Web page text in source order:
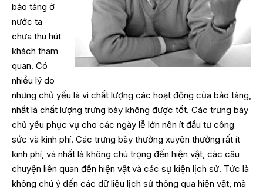
bảo tàng ở
nước ta
chưa thu hút
khách tham
quan. Có
nhiều lý do
nhưng chủ yếu là vì chất lượng các hoạt động của bảo tàng,
nhất là chất lượng trưng bày không được tốt. Các trưng bày
chủ yếu phục vụ cho các ngày lễ lớn nên ít đầu tư công
sức và kinh phí. Các trưng bày thường xuyên thường rất ít
kinh phí, và nhất là không chú trọng đến hiện vật, các câu
chuyện liên quan đến hiện vật và các sự kiện lịch sử. Tức là
không chú ý đến các dữ liệu lịch sử thông qua hiện vật, mà